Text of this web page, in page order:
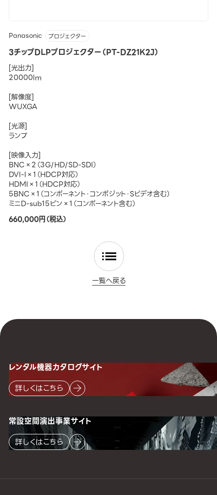
Panasonic プロジェクター
3チップDLPプロジェクター（PT-DZ21K2J）
[光出力]
20000lm
[解像度]
WUXGA
[光源]
ランプ
[映像入力]
BNC×2（3G/HD/SD-SDI）
DVI-I×1（HDCP対応）
HDMI×1（HDCP対応）
5BNC×1（コンポーネント・コンポジット・Sビデオ含む）
ミニD-sub15ピン×1（コンポーネント含む）
660,000円（税込）
一覧へ戻る
レンタル機器カタログサイト
詳しくはこちら
常設空間演出事業サイト
詳しくはこちら